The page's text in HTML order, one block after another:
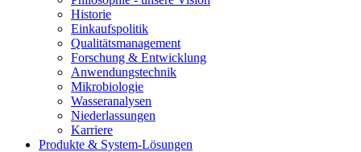
Historie
Einkaufspolitik
Qualitätsmanagement
Forschung & Entwicklung
Anwendungstechnik
Mikrobiologie
Wasseranalysen
Niederlassungen
Karriere
Produkte & System-Lösungen